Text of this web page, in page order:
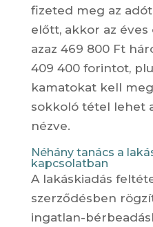
fizeted meg az
előtt, akkor az éves
azaz 469 800 Ft
409 400 forintot,
kamatokat kell
sokkoló tétel lehet
nézve.
Néhány tanács a
kapcsolatban
A lakáskiadás
szerződésben
ingatlan-